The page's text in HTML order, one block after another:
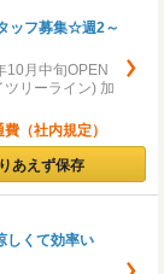
ッフ募集☆週2～
10月中旬OPEN
リーライン) 加
（社内規定）
あえず保存
しくて効率い